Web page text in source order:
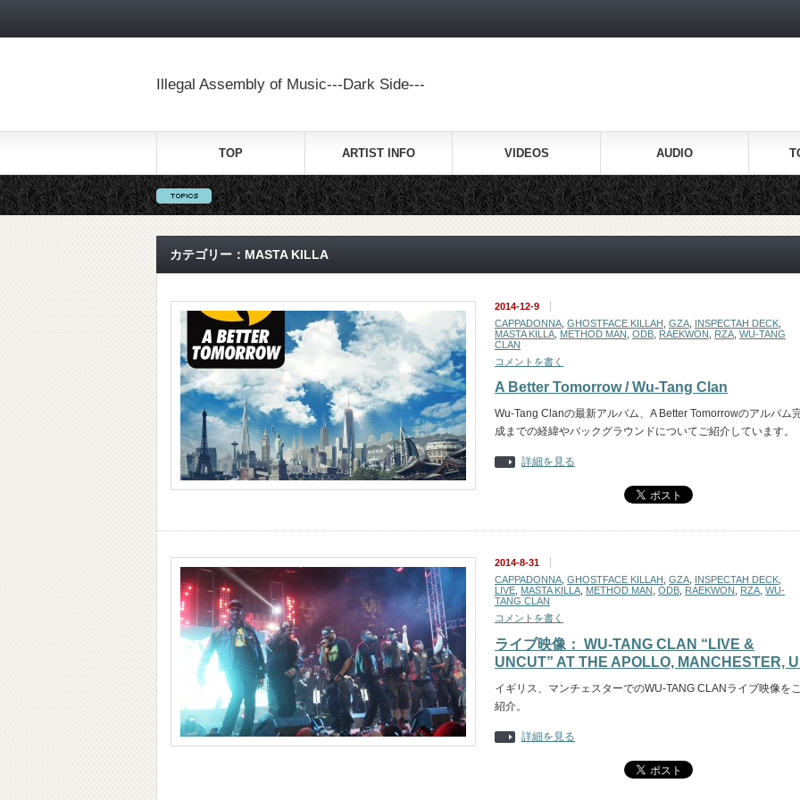
Illegal Assembly of Music---Dark Side---
TOP ARTIST INFO VIDEOS AUDIO
カテゴリー：MASTA KILLA
2014-12-9
CAPPADONNA GHOSTFACE KILLAH GZA INSPECTAH DECK
MASTA KILLA METHOD MAN ODB RAEKWON RZA WU-TANG
CLAN
コメントを書く
A Better Tomorrow / Wu-Tang Clan
Wu-Tang Clanの最新アルバム、A Better Tomorrowのアルバム
成までの経緯やバックグラウンドについてご紹介しています。
詳細を見る
2014-8-31
CAPPADONNA GHOSTFACE KILLAH GZA INSPECTAH DECK
LIVE MASTA KILLA METHOD MAN ODB RAEKWON RZA WU-
TANG CLAN
コメントを書く
ライブ映像： WU-TANG CLAN “LIVE &
UNCUT” AT THE APOLLO, MANCHESTER,
イギリス、マンチェスターでのWU-TANG CLANライブ映像を
紹介。
詳細を見る